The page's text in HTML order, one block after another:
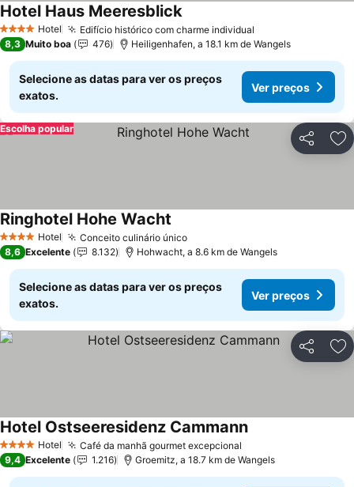
4 EstrelasHotel Edifício histórico com charme individual
Hotel Haus MeeresblickVer preços
8,3 Muito boa 476 Heiligenhafen, a 18.1 km de Wangels
Selecione as datas para ver os preços
exatos.
Ver preços
Partilhar
Escolha popular
4 EstrelasHotel Conceito culinário únicoVer preços
Ringhotel Hohe Wacht
8,6 Excelente 8.132 Hohwacht, a 8.6 km de Wangels
Selecione as datas para ver os preços
exatos.
Ver preços
Partilhar
4 EstrelasHotel Café da manhã gourmet excepcional
Hotel Ostseeresidenz CammannVer preços
9,4 Excelente 1.216 Groemitz, a 18.7 km de Wangels